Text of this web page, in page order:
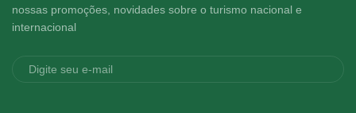
nossas promoções, novidades sobre o turismo nacional e
internacional